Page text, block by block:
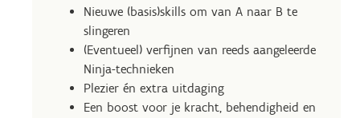
Nieuwe (basis)skills om van A naar B te
slingeren
(Eventueel) verfijnen van reeds aangeleerde
Ninja-technieken
Plezier én extra uitdaging
Een boost voor je kracht, behendigheid en